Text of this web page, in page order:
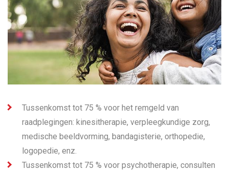
Tussenkomst tot 75 % voor het remgeld van
raadplegingen: kinesitherapie, verpleegkundige zorg,
medische beeldvorming, bandagisterie, orthopedie,
logopedie, enz.
Tussenkomst tot 75 % voor psychotherapie, consulten